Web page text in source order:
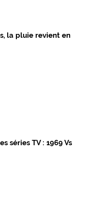
la pluie revient en
séries TV : 1969 Vs